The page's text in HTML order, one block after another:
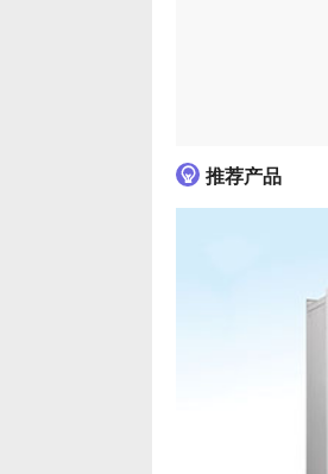
 推荐产品